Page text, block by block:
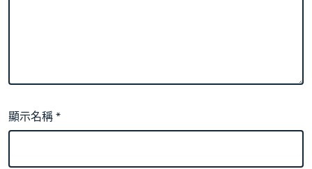
顯示名稱*